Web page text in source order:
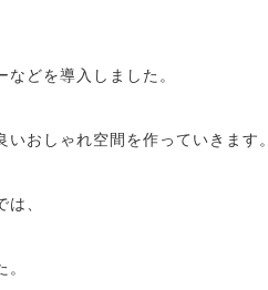
どを導入しました。
おしゃれ空間を作っていきます。
、